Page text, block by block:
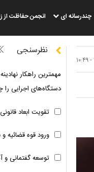
چندرسانه ای انجمن حفاظت از
نظرسنجی
مهمترین راهکار
دستگاه‌های اجرایی را
تقویت ابعاد
ورود قوه قضائیه
توسعه گفتمانی و